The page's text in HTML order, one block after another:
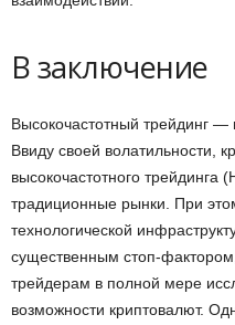
В заключение
Высокочастотный трейдинг —
Ввиду своей волатильности,
высокочастотного
традиционные рынки. При
технологической
существенным стоп-
трейдерам в полной мере
возможности криптовалют.